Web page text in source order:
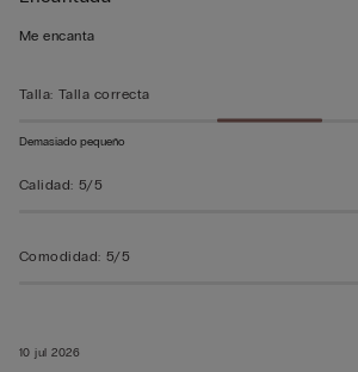
5
5
10 jul 2026
Me encanta
Talla: Talla correcta
Demasiado pequeño
Calidad: 5/5
Comodidad: 5/5